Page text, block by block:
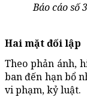
Báo cáo số
Hai mặt đối lập
Theo phản ánh,
ban đến hạn bổ
vi phạm, kỷ luật.